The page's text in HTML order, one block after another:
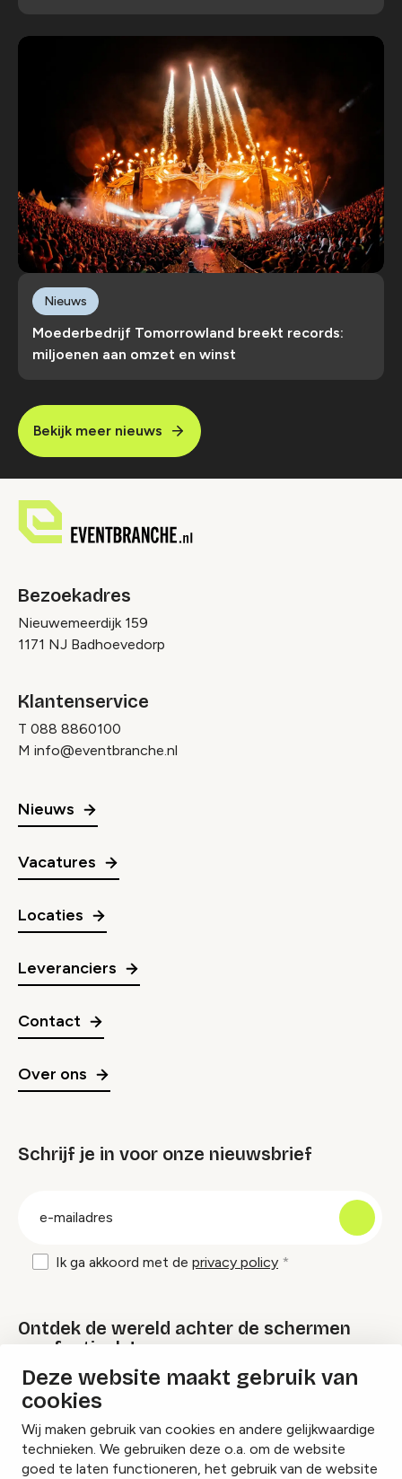
Deze website maakt gebruik van
cookies
Wij maken gebruik van cookies en andere gelijkwaardige
technieken. We gebruiken deze o.a. om de website
goed te laten functioneren, het gebruik van de website
Moederbedrijf Tomorrowland breekt records:
miljoenen aan omzet en winst
Nieuws
Bekijk meer nieuws
Bezoekadres
Nieuwemeerdijk 159
1171 NJ Badhoevedorp
Klantenservice
T 088 8860100
M info@eventbranche.nl
Nieuws
Vacatures
Locaties
Leveranciers
Contact
Over ons
Schrijf je in voor onze nieuwsbrief
Ik ga akkoord met de privacy policy
Ontdek de wereld achter de schermen
van festivals!
Lees onze Festival Specials